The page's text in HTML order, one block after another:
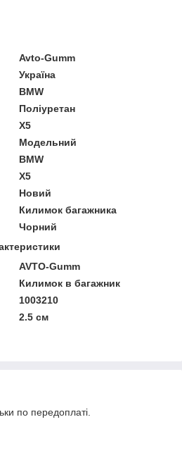
Avto-Gumm
Україна
BMW
Поліуретан
X5
Модельний
BMW
X5
Новий
Килимок багажника
Чорний
AVTO-Gumm
Килимок в багажник
1003210
2.5 см
по передоплаті.